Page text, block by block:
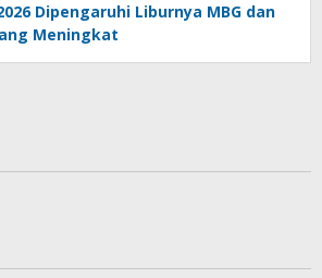
Dipengaruhi Liburnya MBG dan
Meningkat